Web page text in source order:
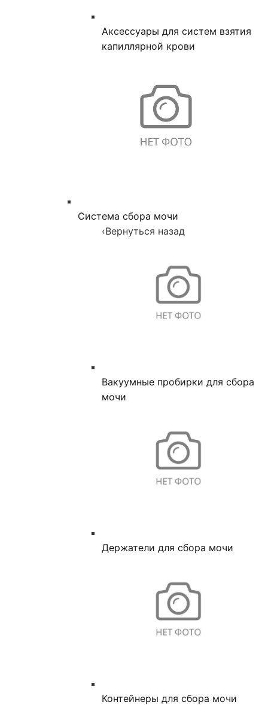
Аксессуары для систем взятия
капиллярной крови
Система сбора мочи
‹Вернуться назад
Вакуумные пробирки для сбора
мочи
Держатели для сбора мочи
Контейнеры для сбора мочи